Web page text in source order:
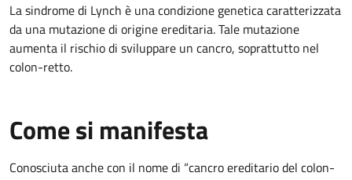
La sindrome di Lynch è una condizione genetica caratterizzata
da una mutazione di origine ereditaria. Tale mutazione
aumenta il rischio di sviluppare un cancro, soprattutto nel
colon-retto.
Come si manifesta
Conosciuta anche con il nome di “cancro ereditario del colon-